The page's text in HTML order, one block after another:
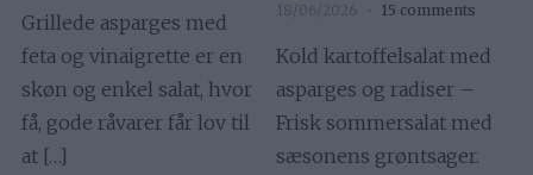
Grillede asparges med
feta og vinaigrette er en
skøn og enkel salat, hvor
få, gode råvarer får lov til
at […]
18/06/2026 15 comments
Kold kartoffelsalat med
asparges og radiser –
Frisk sommersalat med
sæsonens grøntsager.